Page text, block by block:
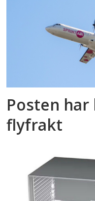
Posten
flyfrakt